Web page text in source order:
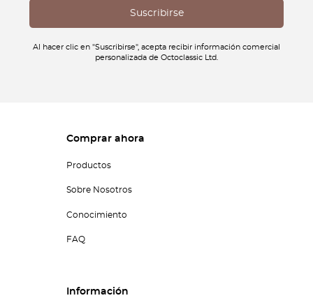
Al hacer clic en "Suscribirse", acepta recibir información comercial
personalizada de Octoclassic Ltd.
Comprar ahora
Productos
Sobre Nosotros
Conocimiento
FAQ
Información